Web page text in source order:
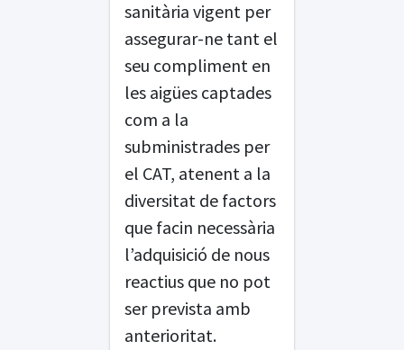
sanitària vigent per
assegurar-ne tant el
seu compliment en
les aigües captades
com a la
subministrades per
el CAT, atenent a la
diversitat de factors
que facin necessària
l’adquisició de nous
reactius que no pot
ser prevista amb
anterioritat.